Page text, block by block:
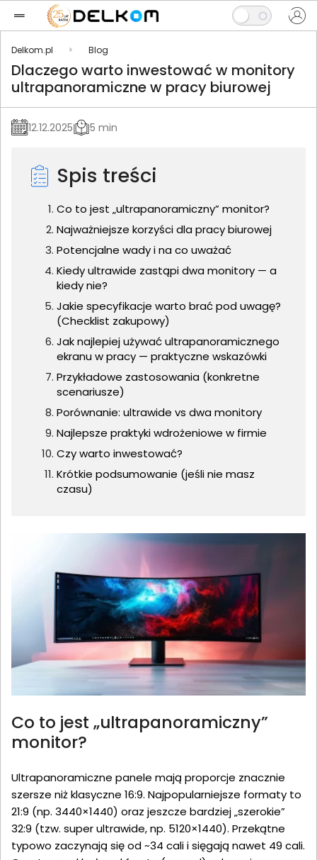
Delkom.pl Blog
Dlaczego warto inwestować w monitory
ultrapanoramiczne w pracy biurowej
12.12.2025 5 min
Spis treści
Co to jest „ultrapanoramiczny” monitor?
Najważniejsze korzyści dla pracy biurowej
Potencjalne wady i na co uważać
Kiedy ultrawide zastąpi dwa monitory — a
kiedy nie?
Jakie specyfikacje warto brać pod uwagę?
(Checklist zakupowy)
Jak najlepiej używać ultrapanoramicznego
ekranu w pracy — praktyczne wskazówki
Przykładowe zastosowania (konkretne
scenariusze)
Porównanie: ultrawide vs dwa monitory
Najlepsze praktyki wdrożeniowe w firmie
Czy warto inwestować?
Krótkie podsumowanie (jeśli nie masz
czasu)
Co to jest „ultrapanoramiczny”
monitor?
Ultrapanoramiczne panele mają proporcje znacznie
szersze niż klasyczne 16:9. Najpopularniejsze formaty to
21:9 (np. 3440×1440) oraz jeszcze bardziej „szerokie”
32:9 (tzw. super ultrawide, np. 5120×1440). Przekątne
typowo zaczynają się od ~34 cali i sięgają nawet 49 cali.